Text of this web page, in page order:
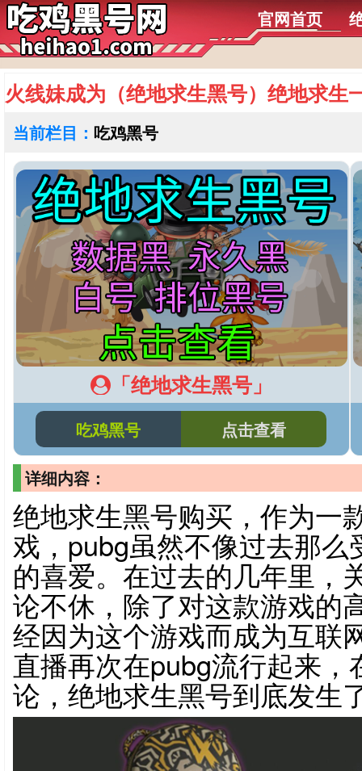
官网首页
火线妹成为（绝地求生黑号）绝地求生
当前栏目： 吃鸡黑号
「绝地求生黑号」
吃鸡黑号 点击查看
详细内容：
绝地求生黑号购买，作为一
戏，pubg虽然不像过去那
的喜爱。在过去的几年里，
论不休，除了对这款游戏的
经因为这个游戏而成为互联
直播再次在pubg流行起来
论，绝地求生黑号到底发生